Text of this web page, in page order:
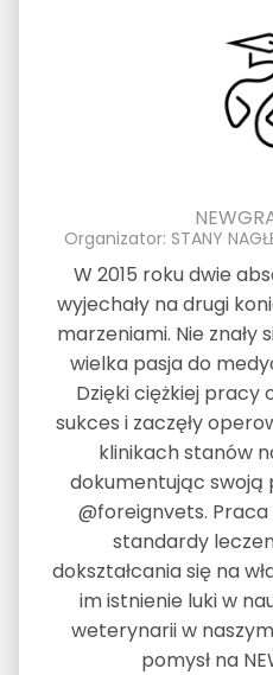
Organizator: STANY
W 2015 roku dwie
wyjechały na drugi
marzeniami. Nie znały
wielka pasja do
Dzięki ciężkiej pracy
sukces i zaczęły
klinikach stanów
dokumentując swoją
@foreignvets.
standardy
dokształcania się na
im istnienie luki w
weterynarii w
pomysł na